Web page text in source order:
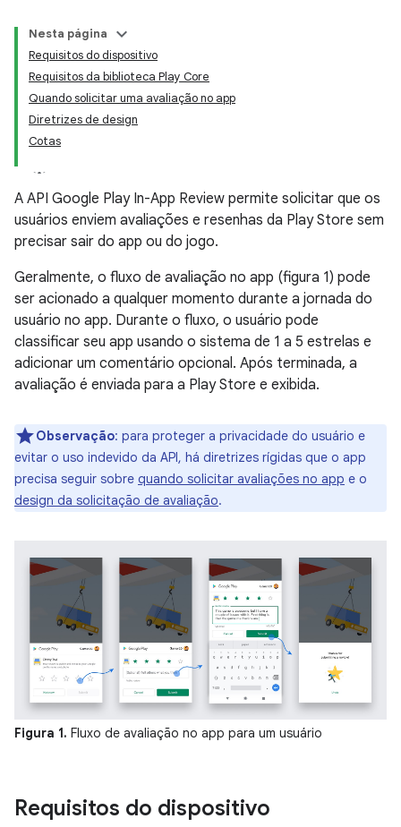
Nesta página
Requisitos do dispositivo
Requisitos da biblioteca Play Core
Quando solicitar uma avaliação no app
Diretrizes de design
Cotas
A API Google Play In-App Review permite solicitar que os
usuários enviem avaliações e resenhas da Play Store sem
precisar sair do app ou do jogo.
Geralmente, o fluxo de avaliação no app (figura 1) pode
ser acionado a qualquer momento durante a jornada do
usuário no app. Durante o fluxo, o usuário pode
classificar seu app usando o sistema de 1 a 5 estrelas e
adicionar um comentário opcional. Após terminada, a
avaliação é enviada para a Play Store e exibida.
Observação: para proteger a privacidade do usuário e
evitar o uso indevido da API, há diretrizes rígidas que o app
precisa seguir sobre quando solicitar avaliações no app e o
design da solicitação de avaliação.
Figura 1. Fluxo de avaliação no app para um usuário
Requisitos do dispositivo